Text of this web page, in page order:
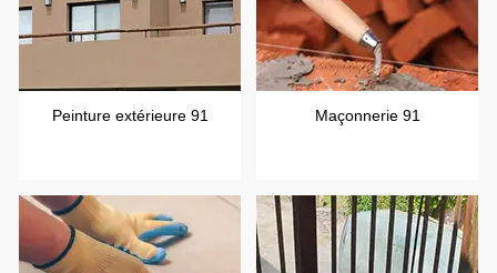
Peinture extérieure 91 Maçonnerie 91